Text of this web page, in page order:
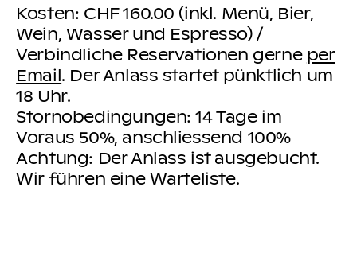
Kosten: CHF 160.00 (inkl. Menü, Bier,
Wein, Wasser und Espresso) /
Verbindliche Reservationen gerne per
Email. Der Anlass startet pünktlich um
18 Uhr.
Stornobedingungen: 14 Tage im
Voraus 50%, anschliessend 100%
Achtung: Der Anlass ist ausgebucht.
Wir führen eine Warteliste.